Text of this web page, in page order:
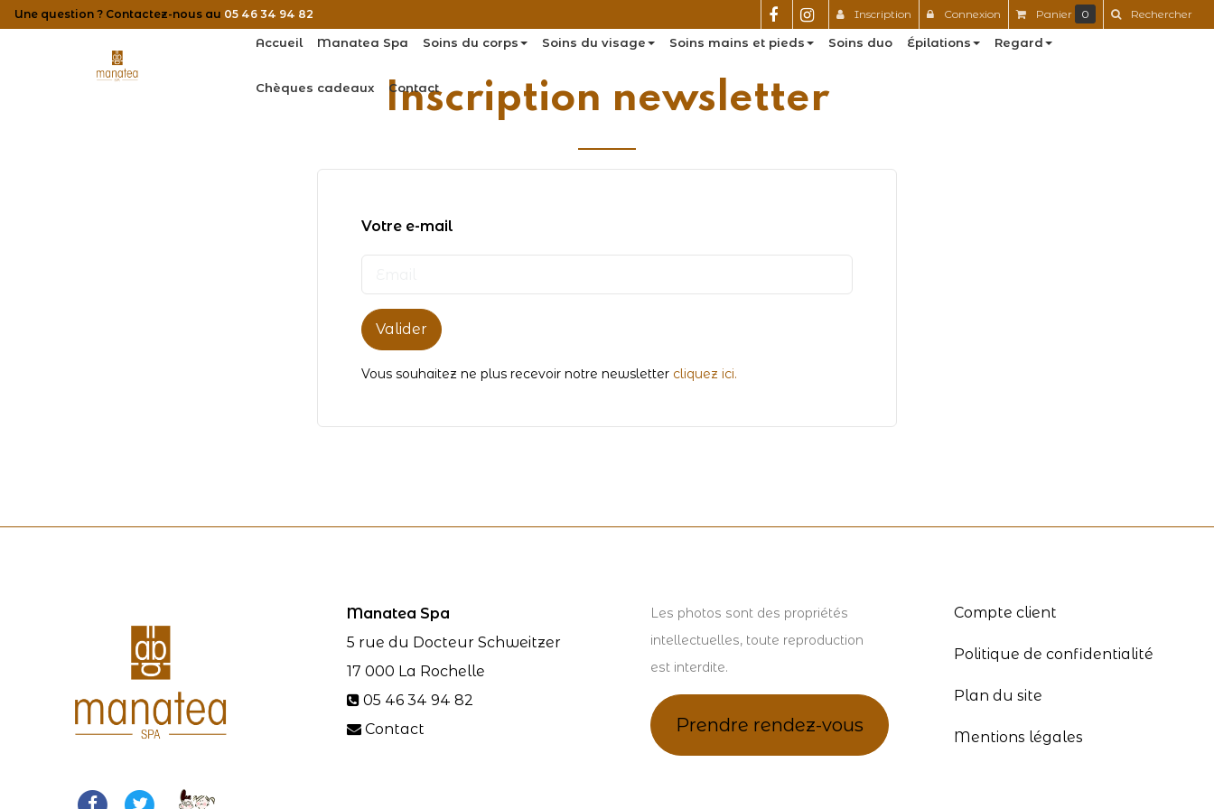
Accueil Manatea Spa Soins du corps Soins du visage Soins mains et pieds Soins duo Épilations Regard
Chèques cadeaux Contact
Inscription newsletter
Votre e-mail
Valider
Vous souhaitez ne plus recevoir notre newsletter cliquez ici.
Une question ? Contactez-nous au 05 46 34 94 82 Inscription Connexion Panier 0 Rechercher
Manatea Spa
5 rue du Docteur Schweitzer
17 000 La Rochelle
05 46 34 94 82
Contact
Les photos sont des propriétés
intellectuelles, toute reproduction
est interdite.
Prendre rendez-vous
Compte client
Politique de confidentialité
Plan du site
Mentions légales
Panneau de gestion des cookies